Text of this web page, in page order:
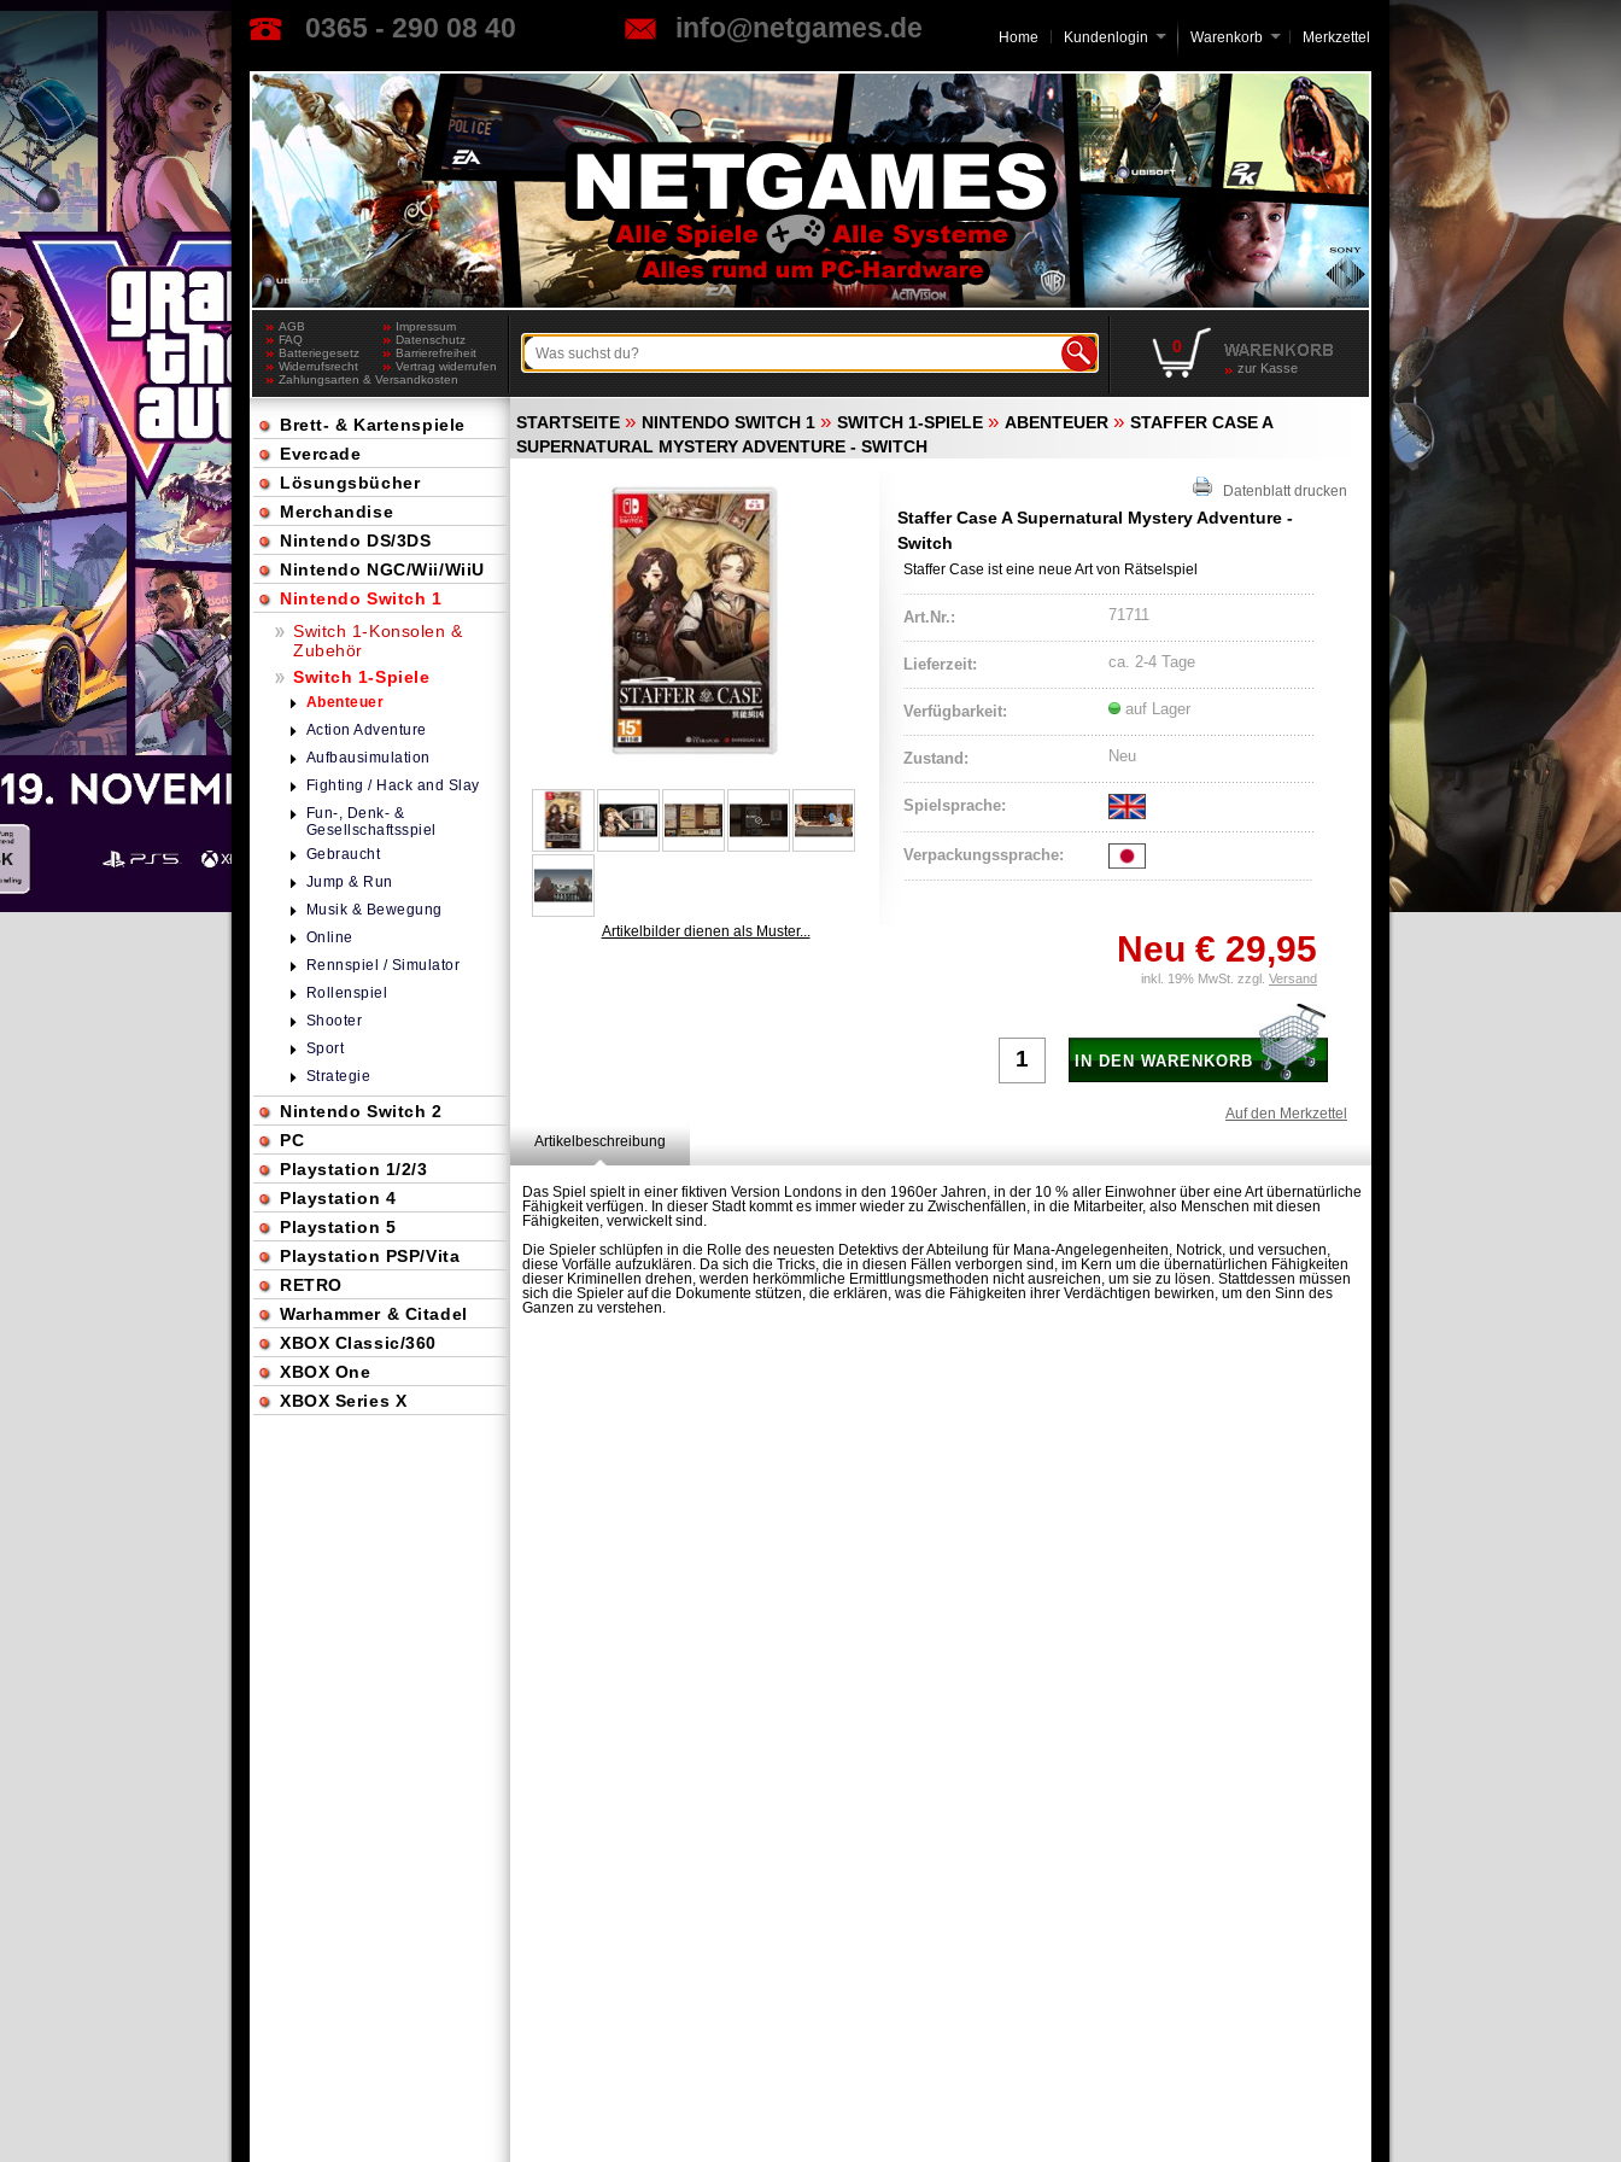
0365 - 290 08 40 info@netgames.de Home Kundenlogin Merkzettel
Warenkorb
AGB
Impressum
FAQ
Datenschutz
Batteriegesetz
Barrierefreiheit
Widerrufsrecht
Vertrag widerrufen
Zahlungsarten & Versandkosten
0
zur Kasse
STARTSEITE » NINTENDO SWITCH 1 » SWITCH 1-SPIELE » ABENTEUER » STAFFER CASE A
SUPERNATURAL MYSTERY ADVENTURE - SWITCH
Artikelbilder dienen als Muster...
Datenblatt drucken
Staffer Case A Supernatural Mystery Adventure -
Switch
Staffer Case ist eine neue Art von Rätselspiel
Art.Nr.: 71711
Lieferzeit: ca. 2-4 Tage
Verfügbarkeit: auf Lager
Zustand: Neu
Spielsprache:
Verpackungssprache:
Neu € 29,95
inkl. 19% MwSt. zzgl. Versand
IN DEN WARENKORB
Auf den Merkzettel
Artikelbeschreibung
Das Spiel spielt in einer fiktiven Version Londons in den 1960er Jahren, in der 10 % aller Einwohner über eine Art übernatürliche
Fähigkeit verfügen. In dieser Stadt kommt es immer wieder zu Zwischenfällen, in die Mitarbeiter, also Menschen mit diesen
Fähigkeiten, verwickelt sind.
Die Spieler schlüpfen in die Rolle des neuesten Detektivs der Abteilung für Mana-Angelegenheiten, Notrick, und versuchen,
diese Vorfälle aufzuklären. Da sich die Tricks, die in diesen Fällen verborgen sind, im Kern um die übernatürlichen Fähigkeiten
dieser Kriminellen drehen, werden herkömmliche Ermittlungsmethoden nicht ausreichen, um sie zu lösen. Stattdessen müssen
sich die Spieler auf die Dokumente stützen, die erklären, was die Fähigkeiten ihrer Verdächtigen bewirken, um den Sinn des
Ganzen zu verstehen.
Brett- & Kartenspiele
Evercade
Lösungsbücher
Merchandise
Nintendo DS/3DS
Nintendo NGC/Wii/WiiU
Nintendo Switch 1
Switch 1-Konsolen &
Zubehör
Switch 1-Spiele
Abenteuer
Action Adventure
Aufbausimulation
Fighting / Hack and Slay
Fun-, Denk- &
Gesellschaftsspiel
Gebraucht
Jump & Run
Musik & Bewegung
Online
Rennspiel / Simulator
Rollenspiel
Shooter
Sport
Strategie
Nintendo Switch 2
PC
Playstation 1/2/3
Playstation 4
Playstation 5
Playstation PSP/Vita
RETRO
Warhammer & Citadel
XBOX Classic/360
XBOX One
XBOX Series X